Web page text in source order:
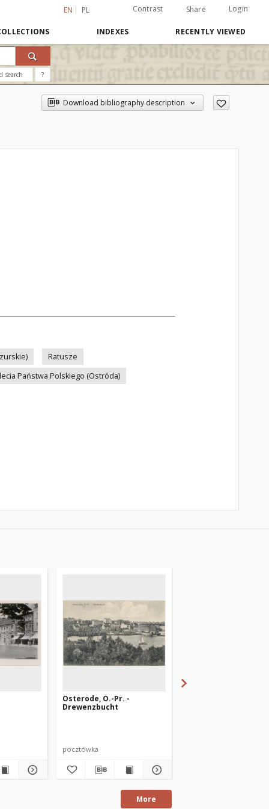
EN PL Contrast Share Login
INDEXES RECENTLY VIEWED
search ?
Download bibliography description
Ratusze
Państwa Polskiego (Ostróda)
Osterode, O.-Pr. -
Drewenzbucht
pocztówka
More